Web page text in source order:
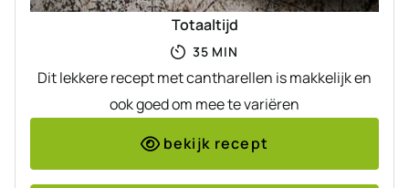
Totaaltijd
35MINUTEN
MIN
Dit lekkere recept met cantharellen is makkelijk en
ook goed om mee te variëren
bekijk recept